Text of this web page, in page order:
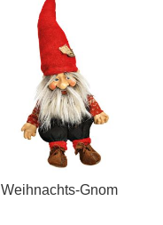
Weihnachts-Gnom